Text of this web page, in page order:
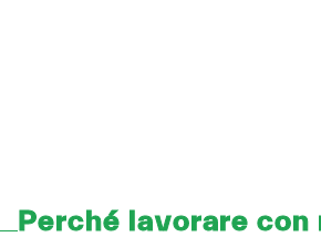
Perché lavorare con